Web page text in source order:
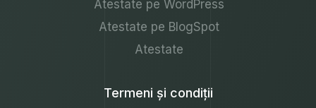
Atestate pe WordPress
Atestate pe BlogSpot
Atestate
Termeni și condiții